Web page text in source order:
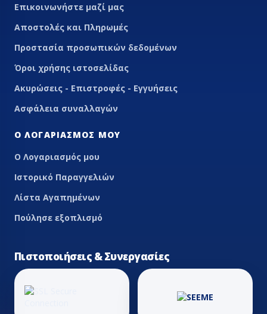
Επικοινωνήστε μαζί μας
Αποστολές και Πληρωμές
Προστασία προσωπικών δεδομένων
Όροι χρήσης ιστοσελίδας
Ακυρώσεις - Επιστροφές - Εγγυήσεις
Ασφάλεια συναλλαγών
Ο ΛΟΓΑΡΙΑΣΜΌΣ ΜΟΥ
Ο Λογαριασμός μου
Ιστορικό Παραγγελιών
Λίστα Αγαπημένων
Πούλησε εξοπλισμό
Πιστοποιήσεις & Συνεργασίες